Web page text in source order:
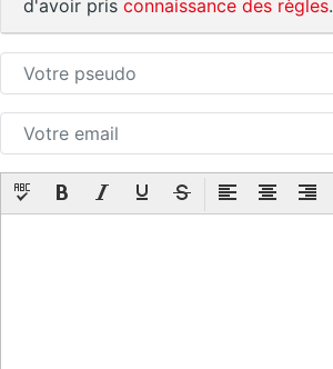
d'avoir pris connaissance des règles.